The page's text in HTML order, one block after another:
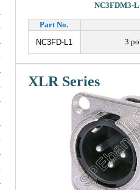
NC3FDM3-
Part No.
NC3FD-L1
3
XLR Series